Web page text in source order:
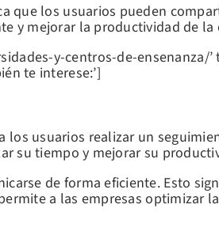
que los usuarios pueden
y mejorar la productividad de
y-centros-de-ensenanza/’
te interese:’]
usuarios realizar un
su tiempo y mejorar su
de forma eficiente. Esto
a las empresas optimizar